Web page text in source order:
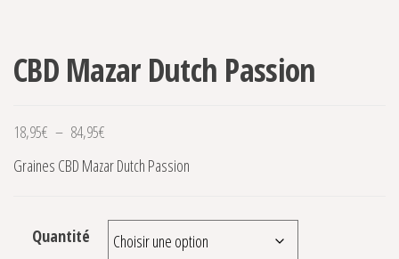
CBD Mazar Dutch Passion
18,95€ – 84,95€
Graines CBD Mazar Dutch Passion
Quantité